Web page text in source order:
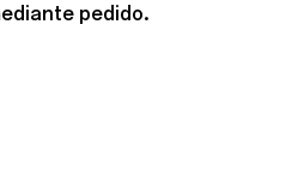
pedido.